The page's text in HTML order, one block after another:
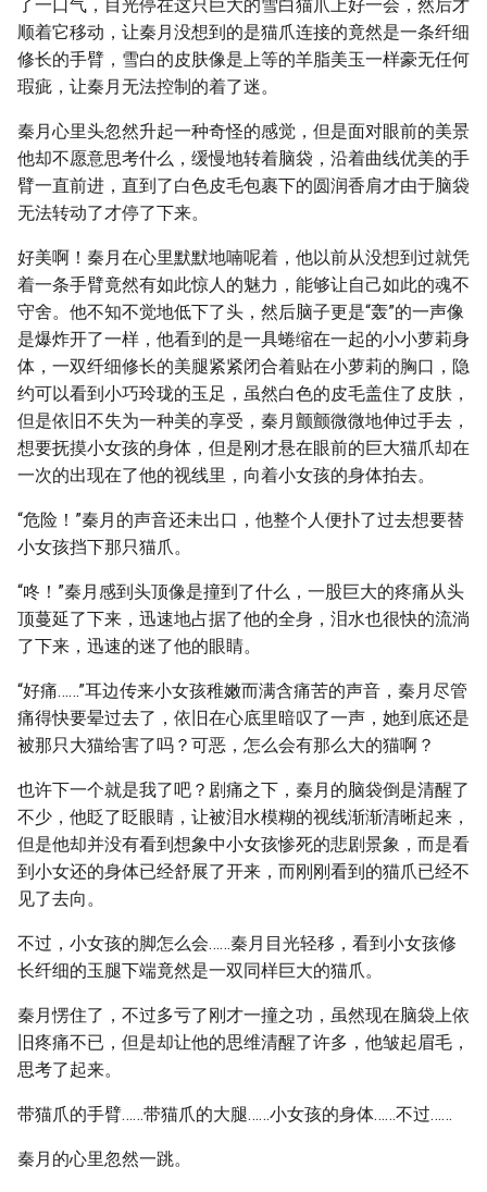
了一口气，目光停在这只巨大的雪白猫爪上好一会，然后才
顺着它移动，让秦月没想到的是猫爪连接的竟然是一条纤细
修长的手臂，雪白的皮肤像是上等的羊脂美玉一样豪无任何
瑕疵，让秦月无法控制的着了迷。
秦月心里头忽然升起一种奇怪的感觉，但是面对眼前的美景
他却不愿意思考什么，缓慢地转着脑袋，沿着曲线优美的手
臂一直前进，直到了白色皮毛包裹下的圆润香肩才由于脑袋
无法转动了才停了下来。
好美啊！秦月在心里默默地喃呢着，他以前从没想到过就凭
着一条手臂竟然有如此惊人的魅力，能够让自己如此的魂不
守舍。他不知不觉地低下了头，然后脑子更是“轰”的一声像
是爆炸开了一样，他看到的是一具蜷缩在一起的小小萝莉身
体，一双纤细修长的美腿紧紧闭合着贴在小萝莉的胸口，隐
约可以看到小巧玲珑的玉足，虽然白色的皮毛盖住了皮肤，
但是依旧不失为一种美的享受，秦月颤颤微微地伸过手去，
想要抚摸小女孩的身体，但是刚才悬在眼前的巨大猫爪却在
一次的出现在了他的视线里，向着小女孩的身体拍去。
“危险！”秦月的声音还未出口，他整个人便扑了过去想要替
小女孩挡下那只猫爪。
“咚！”秦月感到头顶像是撞到了什么，一股巨大的疼痛从头
顶蔓延了下来，迅速地占据了他的全身，泪水也很快的流淌
了下来，迅速的迷了他的眼睛。
“好痛……”耳边传来小女孩稚嫩而满含痛苦的声音，秦月尽管
痛得快要晕过去了，依旧在心底里暗叹了一声，她到底还是
被那只大猫给害了吗？可恶，怎么会有那么大的猫啊？
也许下一个就是我了吧？剧痛之下，秦月的脑袋倒是清醒了
不少，他眨了眨眼睛，让被泪水模糊的视线渐渐清晰起来，
但是他却并没有看到想象中小女孩惨死的悲剧景象，而是看
到小女还的身体已经舒展了开来，而刚刚看到的猫爪已经不
见了去向。
不过，小女孩的脚怎么会……秦月目光轻移，看到小女孩修
长纤细的玉腿下端竟然是一双同样巨大的猫爪。
秦月愣住了，不过多亏了刚才一撞之功，虽然现在脑袋上依
旧疼痛不已，但是却让他的思维清醒了许多，他皱起眉毛，
思考了起来。
带猫爪的手臂……带猫爪的大腿……小女孩的身体……不过……
秦月的心里忽然一跳。